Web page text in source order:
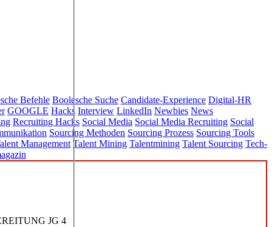
JG 4
Befehle Boolesche Suche Candidate-Experience Digital-HR
GOOGLE Hacks Interview LinkedIn Newbies News
Recruiting Hacks Social Media Social Media Recruiting Social
Sourcing Methoden Sourcing Prozess Sourcing Tools
Management Talent Mining Talentmining Talent Sourcing Tech-